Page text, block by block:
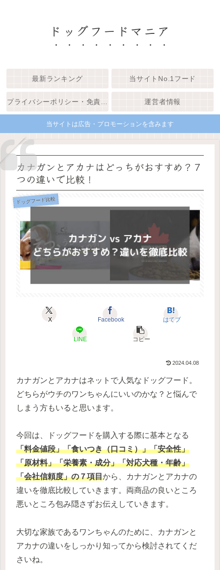
ドッグフードマニア
最新ランキング 当サイトNo.1フード
運営者情報
当サイトは広告・プロモーションを含みます
カナガンとアカナはどっちがおすすめ？７
つの違いで比較！
ドッグフード比較
X Facebook はてブ
LINE コピー
2024.04.08
カナガンとアカナはネットで人気なドッグフード。
どちらがウチのワンちゃんにいいのかな？と悩んで
しまう方もいると思います。
今回は、ドッグフードを購入する際に基本となる
「料金値段」「食いつき（口コミ）」「安全性」
「原材料」「栄養素・成分」「対応犬種・年齢」
「会社信頼度」の７項目から、カナガンとアカナの
違いを徹底比較していきます。両商品の良いところ
悪いところ包み隠さずお伝えしていきます。
大切な家族であるワンちゃんのために、カナガンと
アカナの違いをしっかり知ってから検討されてくだ
さいね。